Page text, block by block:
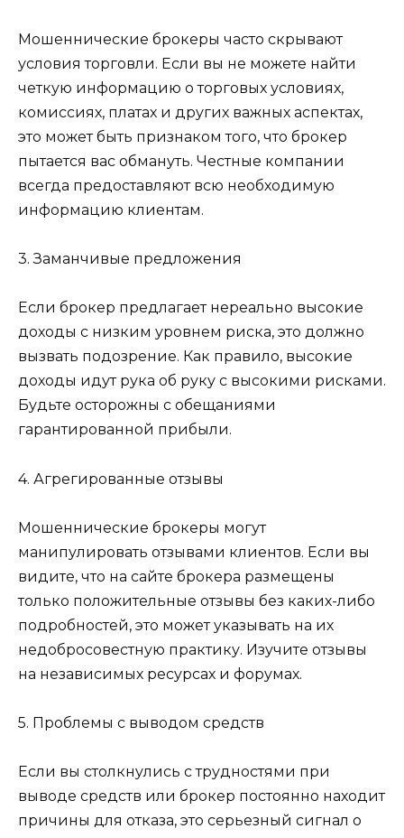
Мошеннические брокеры часто скрывают
условия торговли. Если вы не можете найти
четкую информацию о торговых условиях,
комиссиях, платах и других важных аспектах,
это может быть признаком того, что брокер
пытается вас обмануть. Честные компании
всегда предоставляют всю необходимую
информацию клиентам.
3. Заманчивые предложения
Если брокер предлагает нереально высокие
доходы с низким уровнем риска, это должно
вызвать подозрение. Как правило, высокие
доходы идут рука об руку с высокими рисками.
Будьте осторожны с обещаниями
гарантированной прибыли.
4. Агрегированные отзывы
Мошеннические брокеры могут
манипулировать отзывами клиентов. Если вы
видите, что на сайте брокера размещены
только положительные отзывы без каких-либо
подробностей, это может указывать на их
недобросовестную практику. Изучите отзывы
на независимых ресурсах и форумах.
5. Проблемы с выводом средств
Если вы столкнулись с трудностями при
выводе средств или брокер постоянно находит
причины для отказа, это серьезный сигнал о